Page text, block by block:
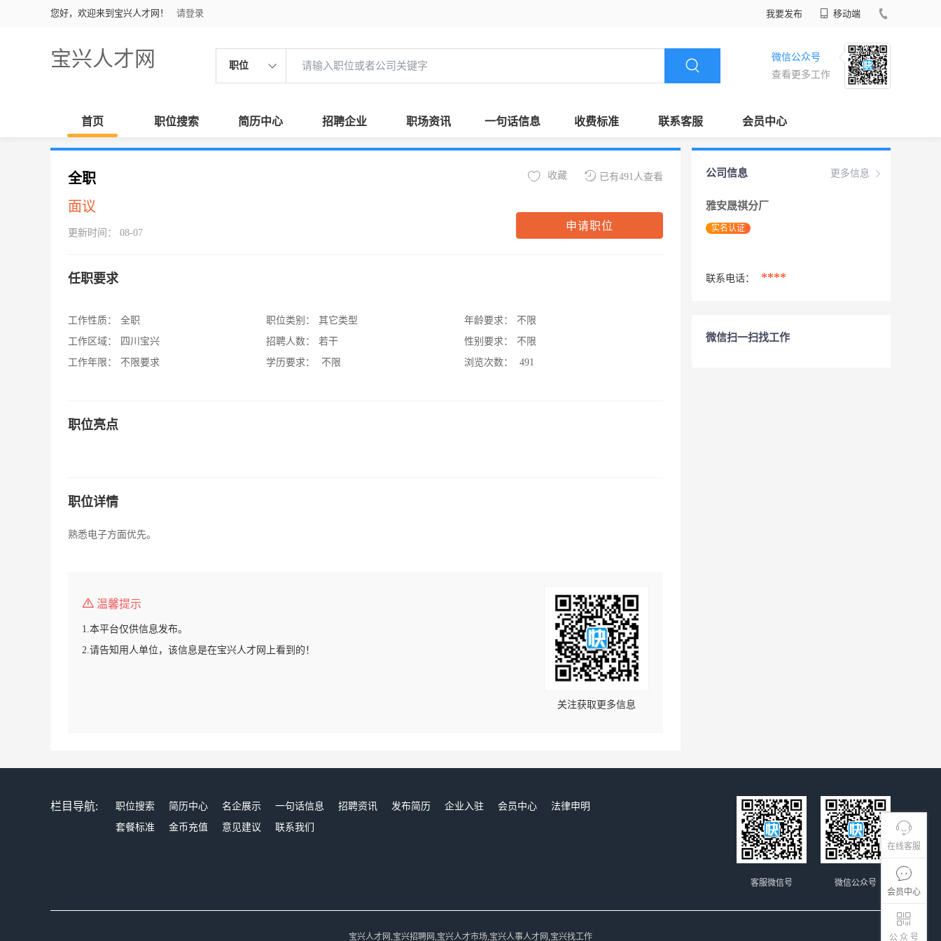
您好，欢迎来到宝兴人才网！ 请登录 我要发布 移动端
宝兴人才网 职位
微信公众号
查看更多工作
首页 职位搜索 简历中心 招聘企业 职场资讯 一句话信息 收费标准 联系客服 会员中心
在线客服
会员中心
公 众 号
全职
面议
更新时间： 08-07
已有491人查看
收藏
申请职位
任职要求
工作性质：
全职
工作区域：
四川宝兴
工作年限：
不限要求
职位类别：
其它类型
招聘人数：
若干
学历要求：
不限
年龄要求：
不限
性别要求：
不限
浏览次数：
491
职位亮点
职位详情
熟悉电子方面优先。
温馨提示
1.本平台仅供信息发布。
2.请告知用人单位，该信息是在宝兴人才网上看到的！
关注获取更多信息
更多信息
公司信息
雅安晟祺分厂
实名认证
联系电话： ****
微信扫一扫找工作
栏目导航: 职位搜索 简历中心 名企展示 一句话信息 招聘资讯 发布简历 企业入驻 会员中心
法律申明
套餐标准
金币充值 意见建议 联系我们
微信公众号
客服微信号
宝兴人才网,宝兴招聘网,宝兴人才市场,宝兴人事人才网,宝兴找工作